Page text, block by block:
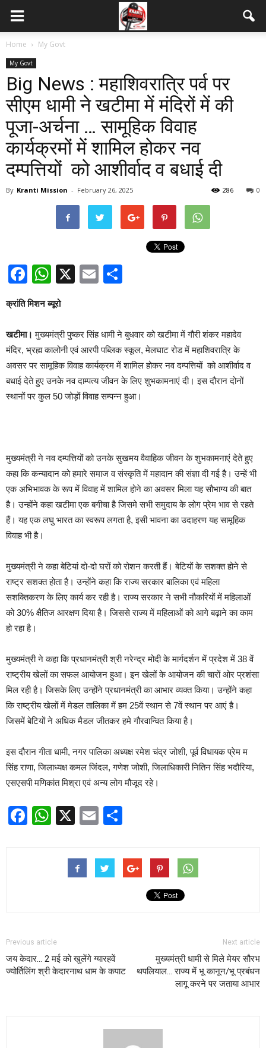
Home My Govt
My Govt
Big News : महाशिवरात्रि पर्व पर
सीएम धामी ने खटीमा में मंदिरों में की
पूजा-अर्चना … सामूहिक विवाह
कार्यक्रमों में शामिल होकर नव
दम्पत्तियों को आशीर्वाद व बधाई दी
By Kranti Mission - February 26, 2025 0
286
Facebook
WhatsApp
X Email
क्रांति मिशन ब्यूरो
खटीमा। मुख्यमंत्री पुष्कर सिंह धामी ने बुधवार को खटीमा में गौरी शंकर महादेव
मंदिर, भ्रह्म कालोनी एवं आरपी पब्लिक स्कूल, मेलघाट रोड में महाशिवरात्रि के
अवसर पर सामूहिक विवाह कार्यक्रम में शामिल होकर नव दम्पत्तियों को आशीर्वाद व
बधाई देते हुए उनके नव दाम्पत्य जीवन के लिए शुभकामनाएं दी। इस दौरान दोनों
स्थानों पर कुल 50 जोड़ों विवाह सम्पन्न हुआ।
मुख्यमंत्री ने नव दम्पत्तियों को उनके सुखमय वैवाहिक जीवन के शुभकामनाएं देते हुए
कहा कि कन्यादान को हमारे समाज व संस्कृति में महादान की संज्ञा दी गई है। उन्हें भी
एक अभिभावक के रूप में विवाह में शामिल होने का अवसर मिला यह सौभाग्य की बात
है। उन्होंने कहा खटीमा एक बगीचा है जिसमे सभी समुदाय के लोग प्रेम भाव से रहते
हैं। यह एक लघु भारत का स्वरूप लगता है, इसी भावना का उदाहरण यह सामूहिक
विवाह भी है।
मुख्यमंत्री ने कहा बेटियां दो-दो घरों को रोशन करती हैं। बेटियों के सशक्त होने से
राष्ट्र सशक्त होता है। उन्होंने कहा कि राज्य सरकार बालिका एवं महिला
सशक्तिकरण के लिए कार्य कर रही है। राज्य सरकार ने सभी नौकरियों में महिलाओं
को 30% क्षैतिज आरक्षण दिया है। जिससे राज्य में महिलाओं को आगे बढ़ाने का काम
हो रहा है।
मुख्यमंत्री ने कहा कि प्रधानमंत्री श्री नरेन्द्र मोदी के मार्गदर्शन में प्रदेश में 38 वें
राष्ट्रीय खेलों का सफल आयोजन हुआ। इन खेलों के आयोजन की चारों ओर प्रशंसा
मिल रही है। जिसके लिए उन्होंने प्रधानमंत्री का आभार व्यक्त किया। उन्होंने कहा
कि राष्ट्रीय खेलों में मेडल तालिका में हम 25वें स्थान से 7वें स्थान पर आएं है।
जिसमें बेटियों ने अधिक मैडल जीतकर हमे गौरवान्वित किया है।
इस दौरान गीता धामी, नगर पालिका अध्यक्ष रमेश चंद्र जोशी, पूर्व विधायक प्रेम म
सिंह राणा, जिलाध्यक्ष कमल जिंदल, गणेश जोशी, जिलाधिकारी नितिन सिंह भदौरिया,
एसएसपी मणिकांत मिश्रा एवं अन्य लोग मौजूद रहे।
Facebook
WhatsApp
X Email
Previous article
जय केदार… 2 मई को खुलेंगे ग्यारहवें
ज्योर्तिलिंग श्री केदारनाथ धाम के कपाट
Next article
मुख्यमंत्री धामी से मिले मेयर सौरभ
थपलियाल… राज्य में भू कानून/भू प्रबंधन
लागू करने पर जताया आभार